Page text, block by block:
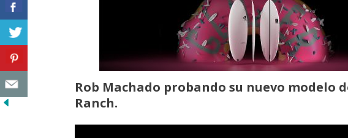
Rob Machado probando su nuevo modelo
Ranch.